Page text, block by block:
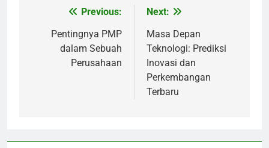
Navigasi
pos
Previous:
Pentingnya PMP
dalam Sebuah
Perusahaan
Next:
Masa Depan
Teknologi: Prediksi
Inovasi dan
Perkembangan
Terbaru